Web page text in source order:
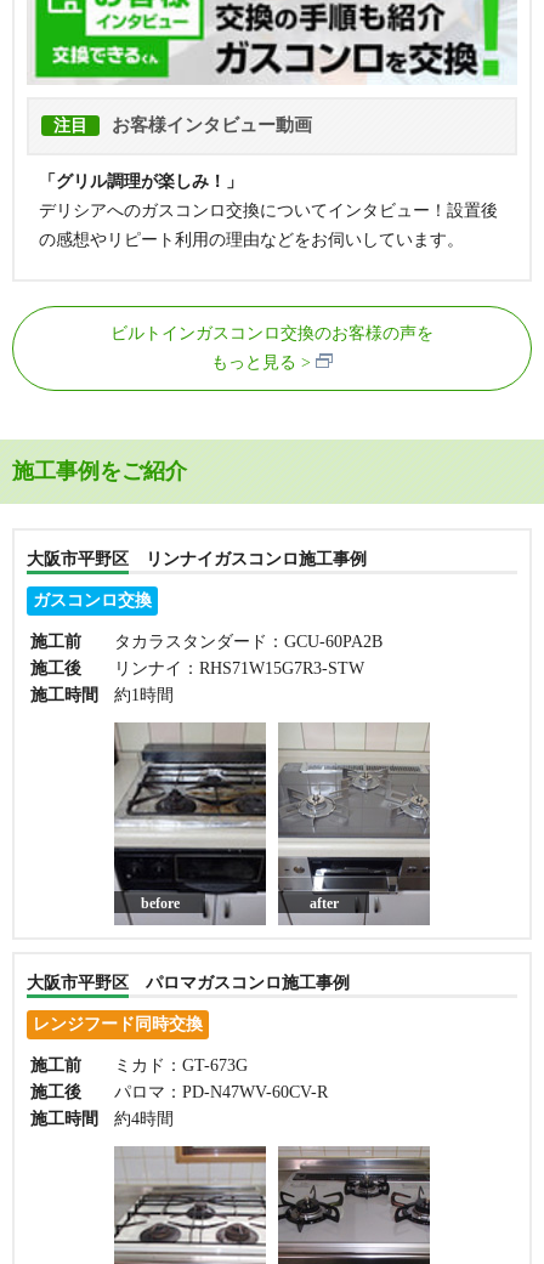
注目 お客様インタビュー動画
「グリル調理が楽しみ！」
デリシアへのガスコンロ交換についてインタビュー！設置後
の感想やリピート利用の理由などをお伺いしています。
ビルトインガスコンロ交換のお客様の声を
もっと見る
施工事例をご紹介
大阪市平野区 リンナイガスコンロ施工事例
ガスコンロ交換
施工前
タカラスタンダード：GCU-60PA2B
施工後
リンナイ：RHS71W15G7R3-STW
施工時間
約1時間
before after
大阪市平野区 パロマガスコンロ施工事例
レンジフード同時交換
施工前
ミカド：GT-673G
施工後
パロマ：PD-N47WV-60CV-R
施工時間
約4時間